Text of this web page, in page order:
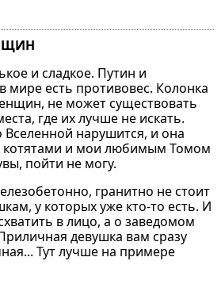
и сладкое. Путин и
мире есть противовес. Колонка
не может существовать
где их лучше не искать.
Вселенной нарушится, и она
котятами и мои любимым Томом
пойти не могу.
гранитно не стоит
у которых уже кто-то есть. И
в лицо, а о заведомом
девушка вам сразу
Тут лучше на примере